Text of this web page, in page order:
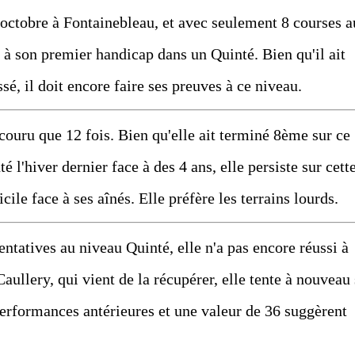
à Fontainebleau, et avec seulement 8 courses
son premier handicap dans un Quinté. Bien qu'il ait
il doit encore faire ses preuves à ce niveau.
que 12 fois. Bien qu'elle ait terminé 8ème sur ce
l'hiver dernier face à des 4 ans, elle persiste sur
face à ses aînés. Elle préfère les terrains lourds.
au niveau Quinté, elle n'a pas encore réussi à
qui vient de la récupérer, elle tente à nouveau
antérieures et une valeur de 36 suggèrent